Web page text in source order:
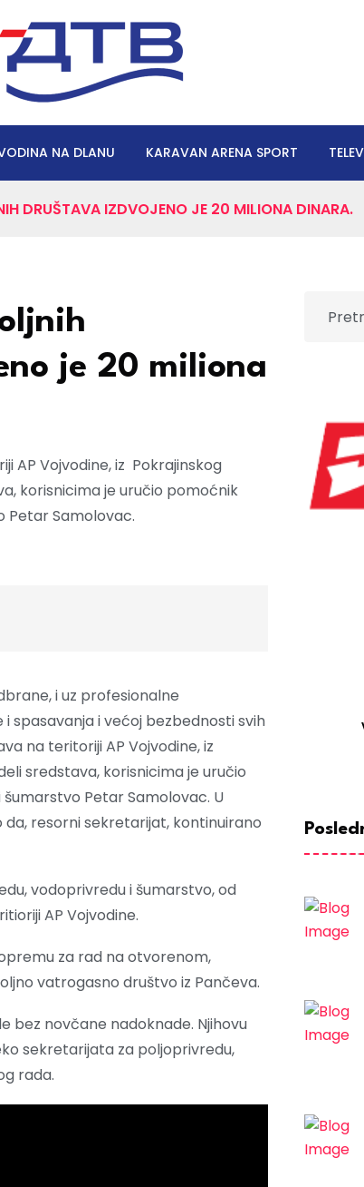
NA DLANU KARAVAN ARENA SPORT
DRUŠTAVA IZDVOJENO JE 20 MILIONA DINARA.
je 20 miliona
AP Vojvodine, iz Pokrajinskog
korisnicima je uručio pomoćnik
Petar Samolovac.
i uz profesionalne
spasavanja i većoj bezbednosti svih
na teritoriji AP Vojvodine, iz
sredstava, korisnicima je uručio
Petar Samolovac. U
resorni sekretarijat, kontinuirano
vodoprivredu i šumarstvo, od
AP Vojvodine.
za rad na otvorenom,
vatrogasno društvo iz Pančeva.
bez novčane nadoknade. Njihovu
sekretarijata za poljoprivredu,
rada.